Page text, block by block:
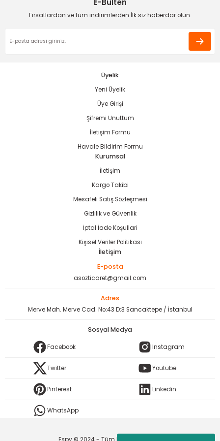
Ürün bilgilerinde hatalar bulunuyor.
Gönder
Deneyimini Paylaş
E-Bülten
Fırsatlardan ve tüm indirimlerden İlk siz haberdar olun.
Üyelik
Yeni Üyelik
Üye Girişi
Şifremi Unuttum
İletişim Formu
Havale Bildirim Formu
Kurumsal
İletişim
Kargo Takibi
Mesafeli Satış Sözleşmesi
Gizlilik ve Güvenlik
İptal İade Koşullari
Kişisel Veriler Politikası
İletişim
E-posta
asozticaret@gmail.com
Adres
Merve Mah. Merve Cad. No:43 D:3 Sancaktepe / İstanbul
Sosyal Medya
Facebook Instagram
Twitter Youtube
Pinterest Linkedin
WhatsApp